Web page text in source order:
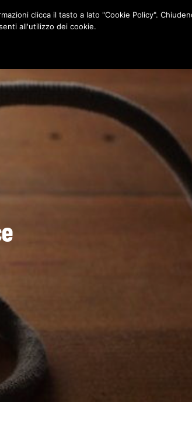
CONTATTI
clicca il tasto a lato "Cookie Policy".
all'utilizzo dei cookie.